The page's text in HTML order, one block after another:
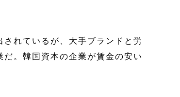
れているが、大手ブランドと労
。韓国資本の企業が賃金の安い